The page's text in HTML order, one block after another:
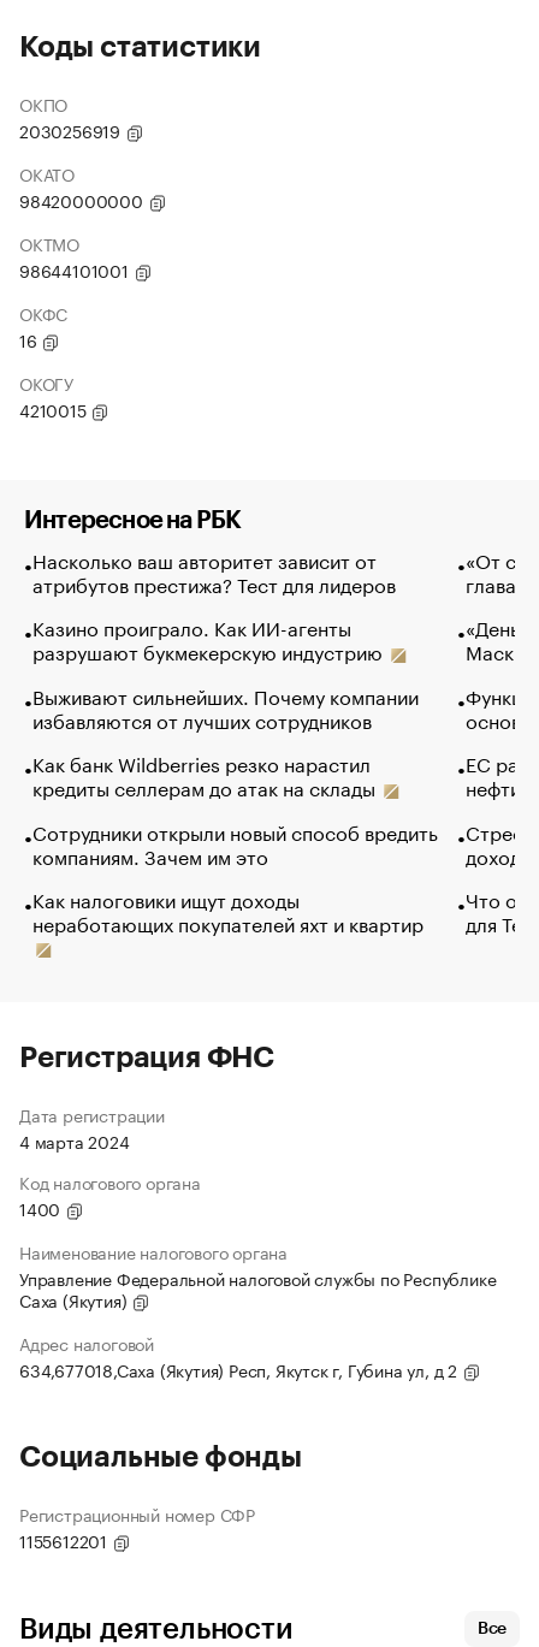
Коды статистики
ОКПО
2030256919
ОКАТО
98420000000
ОКТМО
98644101001
ОКФС
16
ОКОГУ
4210015
Интересное на РБК
Насколько ваш авторитет зависит от
атрибутов престижа? Тест для лидеров
Казино проиграло. Как ИИ-агенты
разрушают букмекерскую индустрию
Выживают сильнейших. Почему компании
избавляются от лучших сотрудников
Как банк Wildberries резко нарастил
кредиты селлерам до атак на склады
Сотрудники открыли новый способ вредить
компаниям. Зачем им это
Как налоговики ищут доходы
неработающих покупателей яхт и квартир
«От
глава
Маск в
основ
ЕС
нефти
Что
для
Регистрация ФНС
Дата регистрации
4 марта 2024
Код налогового органа
1400
Наименование налогового органа
Управление Федеральной налоговой службы по Республике
Саха (Якутия)
Адрес налоговой
634,677018,Саха (Якутия) Респ, Якутск г, Губина ул, д 2
Социальные фонды
Регистрационный номер СФР
1155612201
Виды деятельности Все